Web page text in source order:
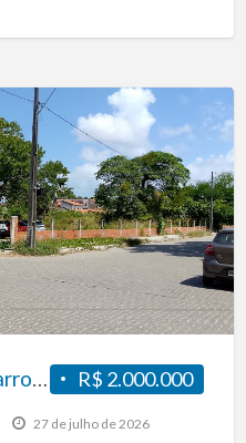
R$ 2.000.000
Terreno à Venda no Barroso em Fortaleza | 2.000 m² Próximo à BR-116 | Ideal para Galpão, Logística e Condomínio
27 de julho de 2026